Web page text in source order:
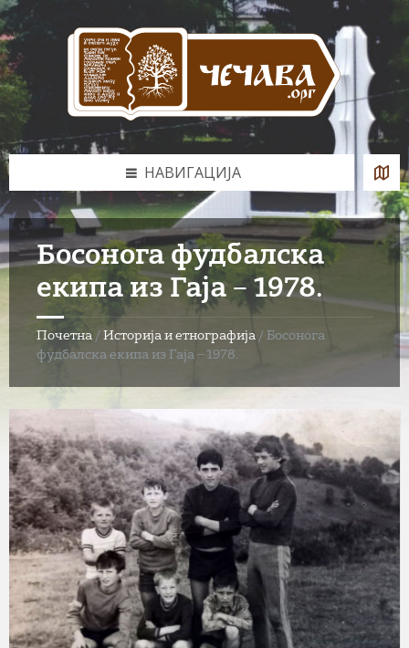
Skip
to
content
Skip
to
left
sidebar
Skip
to
footer
НАВИГАЦИЈА
Босонога фудбалска
екипа из Гаја – 1978.
Почетна / Историја и етнографија / Босонога
фудбалска екипа из Гаја – 1978.